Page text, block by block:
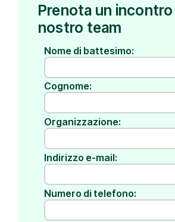
Prenota un
nostro team
Nome di battesimo:
Cognome:
Organizzazione:
Indirizzo e-mail:
Numero di telefono: